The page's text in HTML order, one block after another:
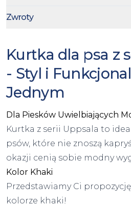
Zwroty
Kurtka dla psa z
- Styl i
Jednym
Dla Piesków Uwielbiających
Kurtka z serii Uppsala to
psów, które nie znoszą
okazji cenią sobie modny
Kolor Khaki
Przedstawiamy Ci
kolorze khaki!